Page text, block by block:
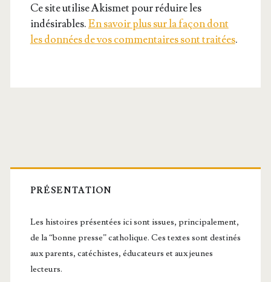
Ce site utilise Akismet pour réduire les
indésirables.En savoir plus sur la façon dont
les données de vos commentaires sont traitées.
Barre
latérale
principale
PRÉSENTATION
Les histoires présentées ici sont issues, principalement,
de la “bonne presse” catholique. Ces textes sont destinés
aux parents, catéchistes, éducateurs et aux jeunes
lecteurs.